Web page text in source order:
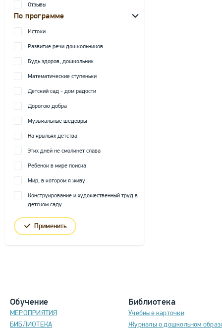
Отзывы
По программе
Истоки
Развитие речи дошкольников
Будь здоров, дошкольник
Математические ступеньки
Детский сад - дом радости
Дорогою добра
Музыкальные шедевры
На крыльях детства
Этих дней не смолкнет слава
Ребенок в мире поиска
Мир, в котором я живу
Конструирование и художественный труд в
детском саду
Применить
Обучение
МЕРОПРИЯТИЯ
БИБЛИОТЕКА
Библиотека
Учебные карточки
Журналы о дошкольном